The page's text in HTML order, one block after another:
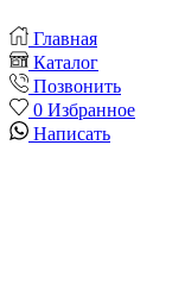
Главная
Каталог
Позвонить
0 Избранное
Написать